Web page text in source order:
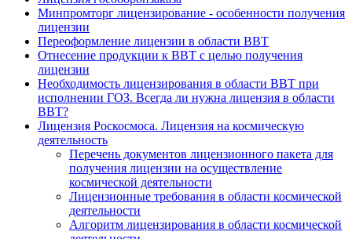
Минпромторг лицензирование - особенности получения
лицензии
Переоформление лицензии в области ВВТ
Отнесение продукции к ВВТ с целью получения
лицензии
Необходимость лицензирования в области ВВТ при
исполнении ГОЗ. Всегда ли нужна лицензия в области
ВВТ?
Лицензия Роскосмоса. Лицензия на космическую
деятельность
Перечень документов лицензионного пакета для
получения лицензии на осуществление
космической деятельности
Лицензионные требования в области космической
деятельности
Алгоритм лицензирования в области космической